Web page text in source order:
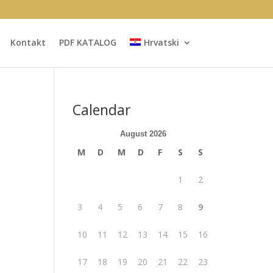
Kontakt PDF KATALOG Hrvatski
Calendar
August 2026
M D M D F S S
1 2
3 4 5 6 7 8 9
10 11 12 13 14 15 16
17 18 19 20 21 22 23